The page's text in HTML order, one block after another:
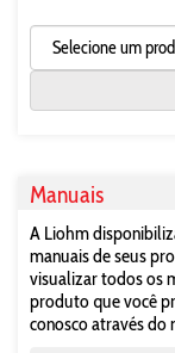
Manuais
A Liohm
manuais de seus
visualizar todos os
produto que você
conosco através do